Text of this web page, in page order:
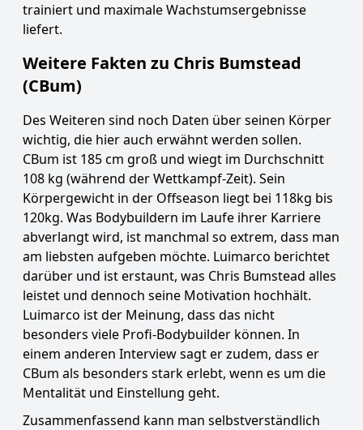
trainiert und maximale Wachstumsergebnisse
liefert.
Weitere Fakten zu Chris Bumstead
(CBum)
Des Weiteren sind noch Daten über seinen Körper
wichtig, die hier auch erwähnt werden sollen.
CBum ist 185 cm groß und wiegt im Durchschnitt
108 kg (während der Wettkampf-Zeit). Sein
Körpergewicht in der Offseason liegt bei 118kg bis
120kg. Was Bodybuildern im Laufe ihrer Karriere
abverlangt wird, ist manchmal so extrem, dass man
am liebsten aufgeben möchte. Luimarco berichtet
darüber und ist erstaunt, was Chris Bumstead alles
leistet und dennoch seine Motivation hochhält.
Luimarco ist der Meinung, dass das nicht
besonders viele Profi-Bodybuilder können. In
einem anderen Interview sagt er zudem, dass er
CBum als besonders stark erlebt, wenn es um die
Mentalität und Einstellung geht.
Zusammenfassend kann man selbstverständlich